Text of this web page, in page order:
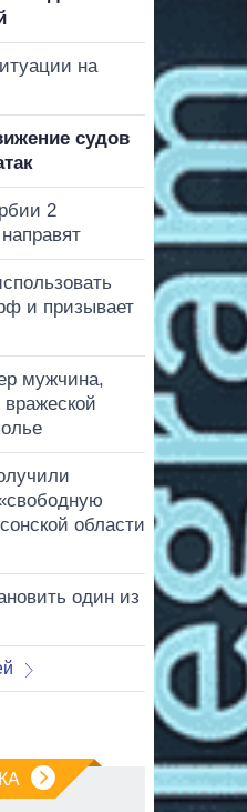
на
судов
2
и призывает
мужчина,
области
один из